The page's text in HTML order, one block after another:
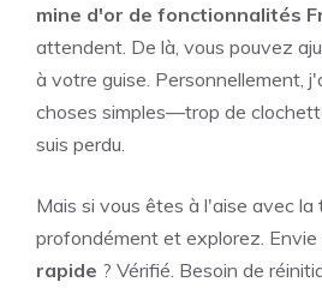
mine d'or de fonctionnalités
attendent. De là, vous pouvez
à votre guise. Personnellement,
choses simples—trop de
suis perdu.
Mais si vous êtes à l'aise avec la
profondément et explorez. Envie
rapide ? Vérifié. Besoin de